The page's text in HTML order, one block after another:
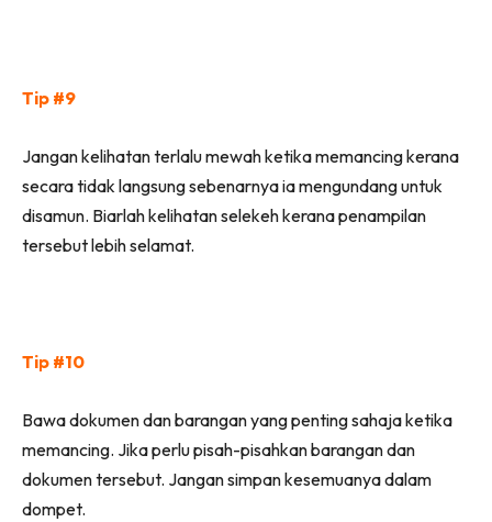
Tip #9
Jangan kelihatan terlalu mewah ketika memancing kerana
secara tidak langsung sebenarnya ia mengundang untuk
disamun. Biarlah kelihatan selekeh kerana penampilan
tersebut lebih selamat.
Tip #10
Bawa dokumen dan barangan yang penting sahaja ketika
memancing. Jika perlu pisah-pisahkan barangan dan
dokumen tersebut. Jangan simpan kesemuanya dalam
dompet.